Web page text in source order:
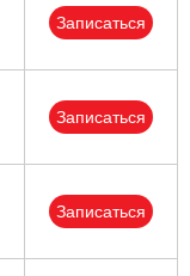
Записаться
Записаться
Записаться